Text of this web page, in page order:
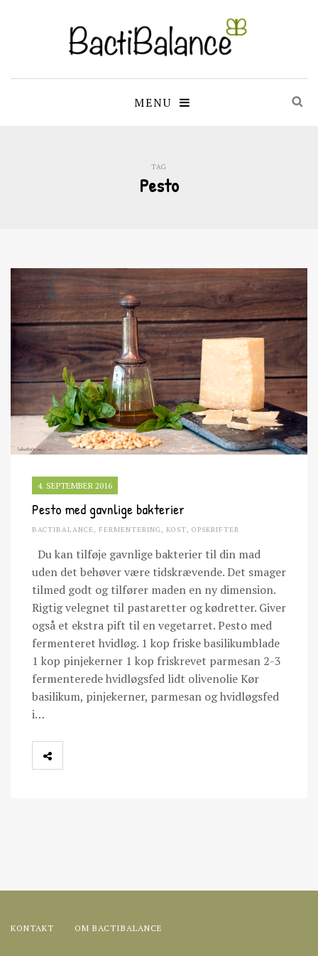
MENU
TAG
Pesto
4. SEPTEMBER 2016
Pesto med gavnlige bakterier
BACTIBALANCE, FERMENTERING, KOST, OPSKRIFTER
Du kan tilføje gavnlige bakterier til din mad
uden det behøver være tidskrævende. Det smager
tilmed godt og tilfører maden en ny dimension.
Rigtig velegnet til pastaretter og kødretter. Giver
også et ekstra pift til en vegetarret. Pesto med
fermenteret hvidløg. 1 kop friske basilikumblade
1 kop pinjekerner 1 kop friskrevet parmesan 2-3
fermenterede hvidløgsfed lidt olivenolie Kør
basilikum, pinjekerner, parmesan og hvidløgsfed
i…
KONTAKT OM BACTIBALANCE